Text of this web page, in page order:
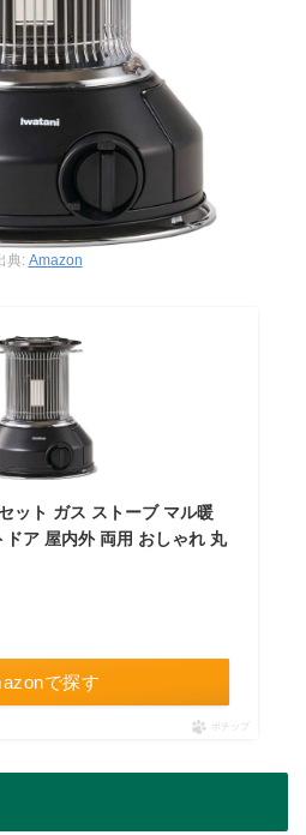
典: Amazon
ット ガス ストーブ マル暖
ア 屋内外 両用 おしゃれ 丸
で探す
ポチップ